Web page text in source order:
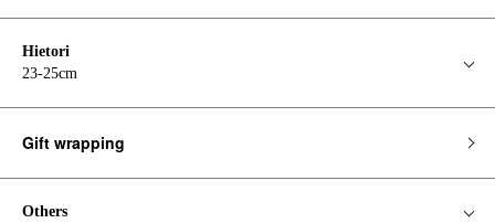
Hietori
23-25cm
Gift wrapping
Others